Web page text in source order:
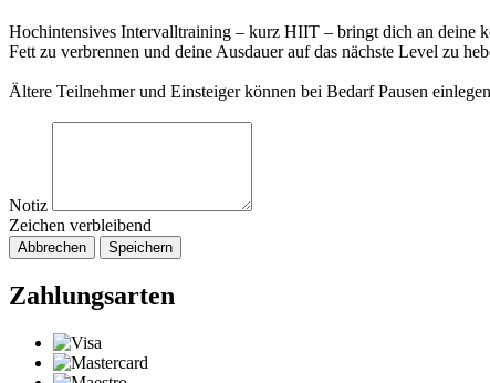
Hochintensives Intervalltraining – kurz HIIT – bringt dich an deine
Fett zu verbrennen und deine Ausdauer auf das nächste Level zu
Ältere Teilnehmer und Einsteiger können bei Bedarf Pausen
Notiz
Zeichen verbleibend
Abbrechen Speichern
Zahlungsarten